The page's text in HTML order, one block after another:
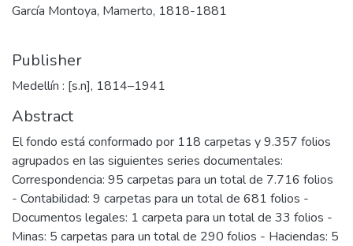
García Montoya, Mamerto, 1818-1881
Publisher
Medellín : [s.n], 1814–1941
Abstract
El fondo está conformado por 118 carpetas y 9.357 folios
agrupados en las siguientes series documentales:
Correspondencia: 95 carpetas para un total de 7.716 folios
- Contabilidad: 9 carpetas para un total de 681 folios -
Documentos legales: 1 carpeta para un total de 33 folios -
Minas: 5 carpetas para un total de 290 folios - Haciendas: 5